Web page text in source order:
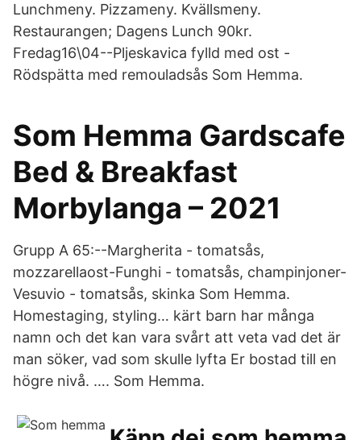
Lunchmeny. Pizzameny. Kvällsmeny.
Restaurangen; Dagens Lunch 90kr.
Fredag16\04--Pljeskavica fylld med ost -
Rödspätta med remouladsås Som Hemma.
Som Hemma Gardscafe
Bed & Breakfast
Morbylanga – 2021
Grupp A 65:--Margherita - tomatsås,
mozzarellaost-Funghi - tomatsås, champinjoner-
Vesuvio - tomatsås, skinka Som Hemma.
Homestaging, styling… kärt barn har många
namn och det kan vara svårt att veta vad det är
man söker, vad som skulle lyfta Er bostad till en
högre nivå. …. Som Hemma.